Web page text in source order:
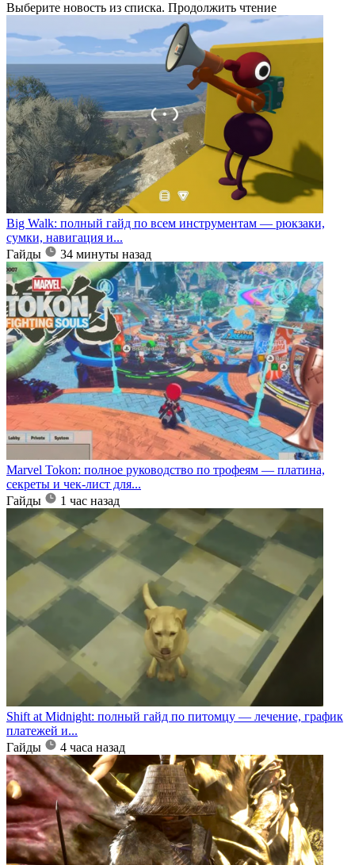
Выберите новость из списка. Продолжить чтение
Big Walk: полный гайд по всем инструментам — рюкзаки,
сумки, навигация и...
Гайды
34 минуты назад
Marvel Tokon: полное руководство по трофеям — платина,
секреты и чек-лист для...
Гайды
1 час назад
Shift at Midnight: полный гайд по питомцу — лечение, график
платежей и...
Гайды
4 часа назад